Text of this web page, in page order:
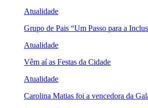
Atualidade
Grupo de Pais “Um Passo para a
Atualidade
Vêm aí as Festas da Cidade
Atualidade
Carolina Matias foi a vencedora da